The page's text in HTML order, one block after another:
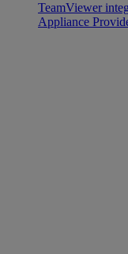
TeamViewer
Appliance